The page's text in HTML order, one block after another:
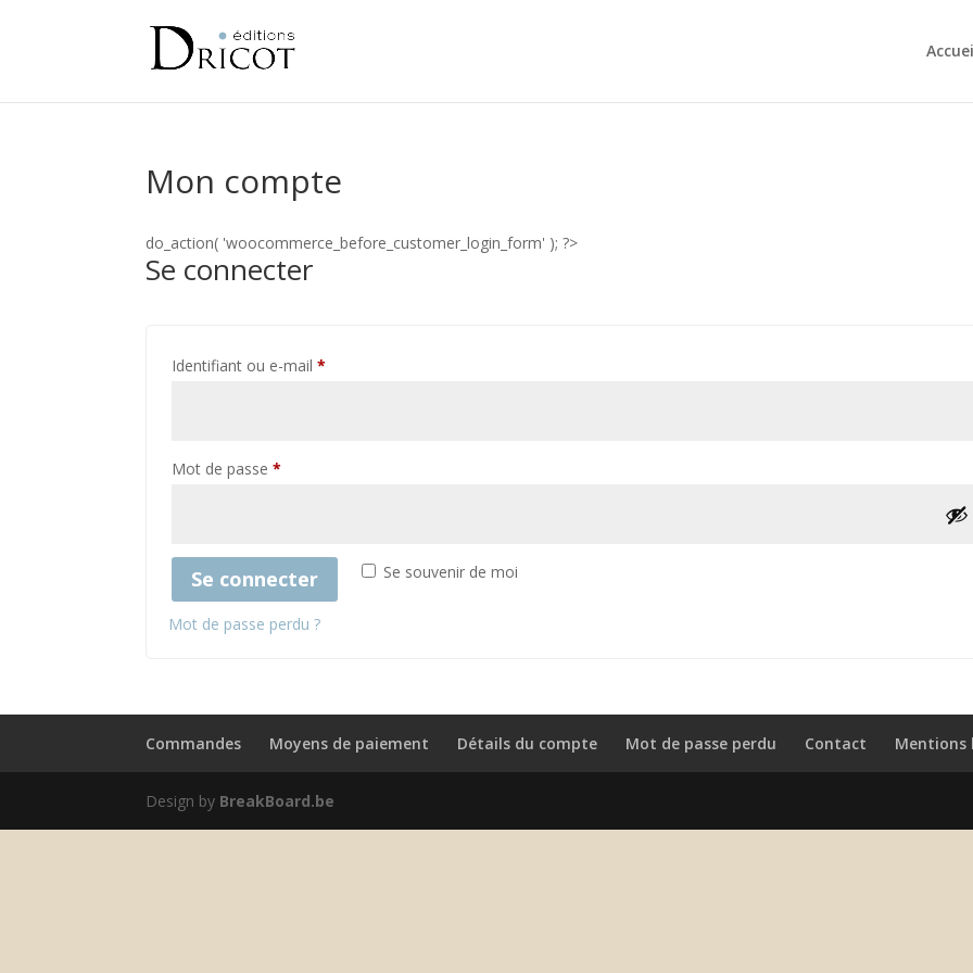
Mon compte
do_action( 'woocommerce_before_customer_login_form' ); ?>
Se connecter
Identifiant ou e-mail*
Mot de passe*
Se souvenir de moi
Se connecter
Mot de passe perdu ?
Commandes Moyens de paiement Détails du compte Mot de passe perdu Contact Mentions
Design by BreakBoard.be